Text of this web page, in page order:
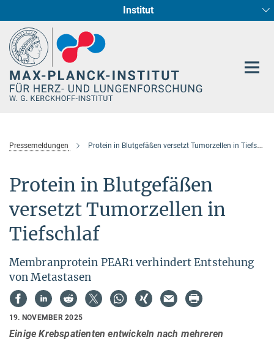
Institut
Entwicklung und Umbau des Herzens (Abt. I)
Pharmakologie (Abt. II)
Genetik der Entwicklung (Abt. III)
Cellular Resilience
Circadiane Rhythmik des Herzstoffwechsels
Neurokardiale Achse
Epigenetics
Pressemeldungen Protein in Blutgefäßen versetzt Tumorzellen in Tiefschlaf
Protein in Blutgefäßen
versetzt Tumorzellen in
Tiefschlaf
Membranprotein PEAR1 verhindert Entstehung
von Metastasen
19. NOVEMBER 2025
Einige Krebspatienten entwickeln nach mehreren